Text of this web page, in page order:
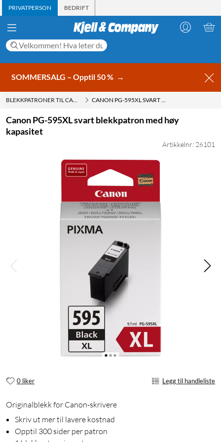
PRIVATPERSON BEDRIFT
SOMMERSALG – Opptil 50 % →
BLEKKPATRONER TIL CANON CANON PG-595XL SVART BLEKKPATRON MED HØY KAPASITET
Canon PG-595XL svart blekkpatron med høy
kapasitet
Artikkelnr: 26101
0 liker Legg til handleliste
Originalblekk for Canon-skrivere
Skriv ut mer til lavere kostnad
Opptil 300 sider per patron